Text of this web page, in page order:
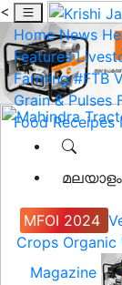
<
Home News
Features
Farming #FTB
Grain & Pulses
Food Receipes
മലയാളം
MFOI 2024
Crops Organic
Magazine